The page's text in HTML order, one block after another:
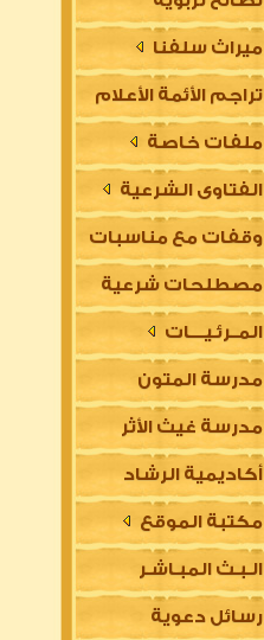
ميراث سلفنا
تراجم الأئمة الأعلام
ملفات خاصة
الفتاوى الشرعية
وقفات مع مناسبات
مصطلحات شرعية
المــرئـيــــات
مدرسة المتون
العلمية
مدرسة غيث الأثر
السلفية
أكاديمية الرشاد
العلمية للتأسيس
في مقدمات العلوم
الشرعية (للتعليم
مكتبة الموقع
الـبـث المبـاشـر
رسائل دعوية